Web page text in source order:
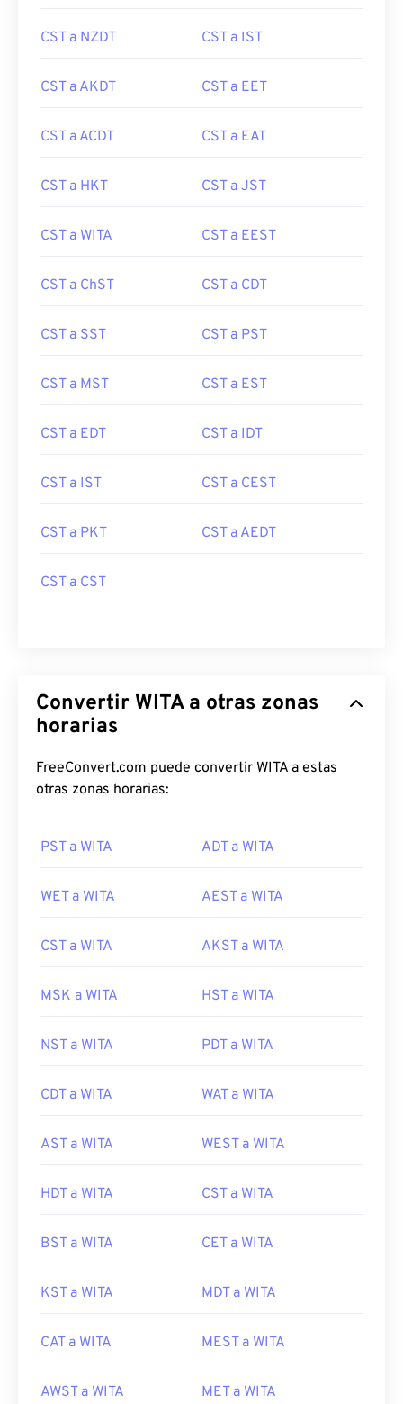
CST a NZDT CST a IST
CST a AKDT CST a EET
CST a ACDT CST a EAT
CST a HKT CST a JST
CST a WITA CST a EEST
CST a ChST CST a CDT
CST a SST CST a PST
CST a MST CST a EST
CST a EDT CST a IDT
CST a IST CST a CEST
CST a PKT CST a AEDT
CST a CST
Convertir WITA a otras zonas
horarias
FreeConvert.com puede convertir WITA a estas
otras zonas horarias:
PST a WITA ADT a WITA
WET a WITA AEST a WITA
CST a WITA AKST a WITA
MSK a WITA HST a WITA
NST a WITA PDT a WITA
CDT a WITA WAT a WITA
AST a WITA WEST a WITA
HDT a WITA CST a WITA
BST a WITA CET a WITA
KST a WITA MDT a WITA
CAT a WITA MEST a WITA
AWST a WITA MET a WITA